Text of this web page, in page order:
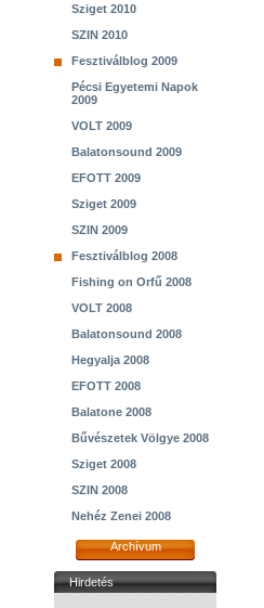
Sziget 2010
SZIN 2010
Fesztiválblog 2009
Pécsi Egyetemi Napok
2009
VOLT 2009
Balatonsound 2009
EFOTT 2009
Sziget 2009
SZIN 2009
Fesztiválblog 2008
Fishing on Orfű 2008
VOLT 2008
Balatonsound 2008
Hegyalja 2008
EFOTT 2008
Balatone 2008
Bűvészetek Völgye 2008
Sziget 2008
SZIN 2008
Nehéz Zenei 2008
Archívum
Hirdetés